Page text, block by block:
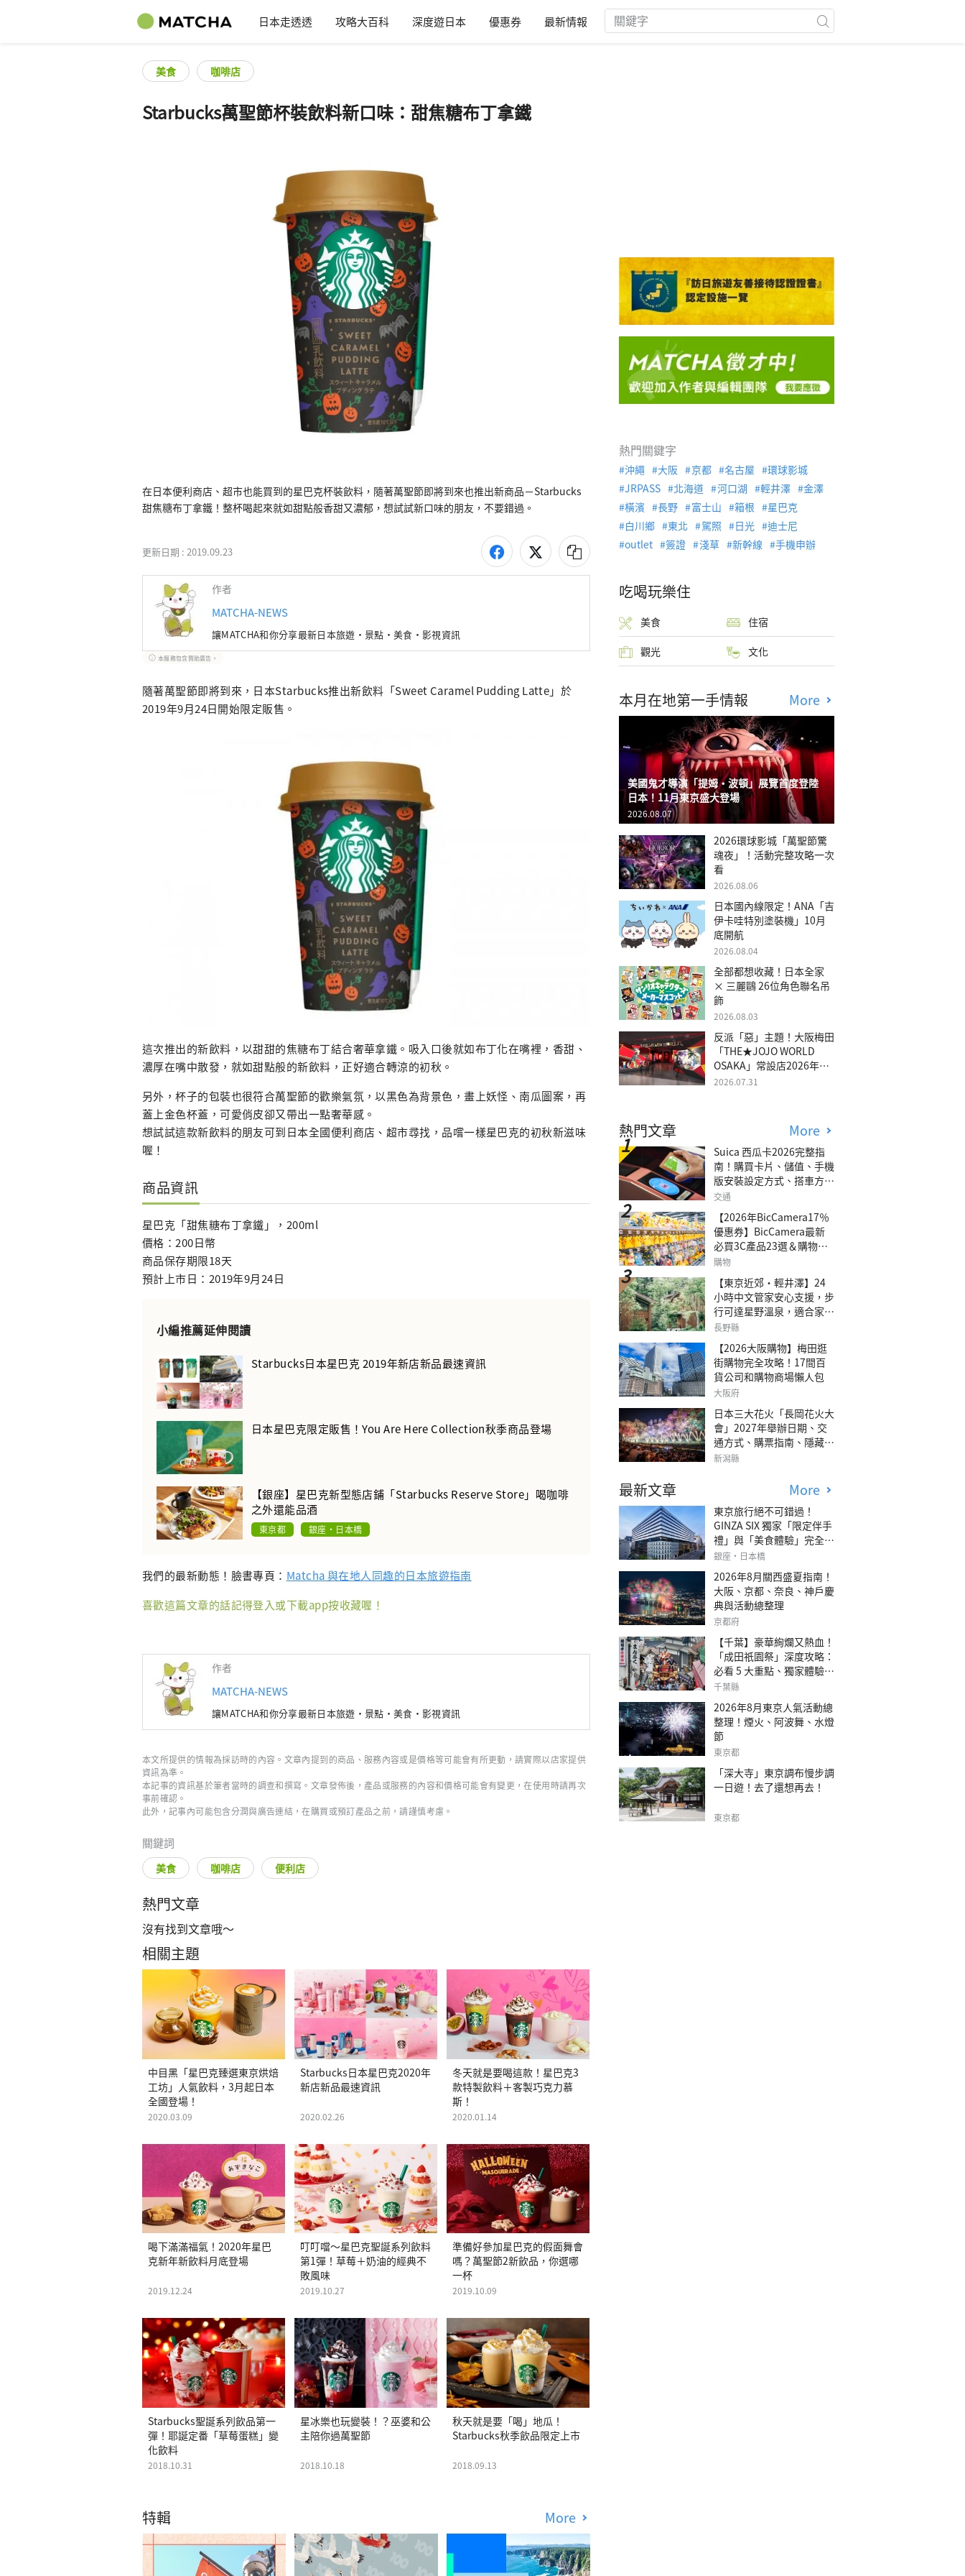
日本走透透 攻略大百科 深度遊日本 優惠券 最新情報
美食 咖啡店
Starbucks萬聖節杯裝飲料新口味：甜焦糖布丁拿鐵
在日本便利商店、超市也能買到的星巴克杯裝飲料，隨著萬聖節即將到來也推出新商品－Starbucks
甜焦糖布丁拿鐵！整杯喝起來就如甜點般香甜又濃郁，想試試新口味的朋友，不要錯過。
更新日期 : 2019.09.23
作者
MATCHA-NEWS
讓MATCHA和你分享最新日本旅遊・景點・美食・影視資訊
本服務包含贊助廣告。
隨著萬聖節即將到來，日本Starbucks推出新飲料「Sweet Caramel Pudding Latte」於
2019年9月24日開始限定販售。
這次推出的新飲料，以甜甜的焦糖布丁結合奢華拿鐵。吸入口後就如布丁化在嘴裡，香甜、
濃厚在嘴中散發，就如甜點般的新飲料，正好適合轉涼的初秋。
另外，杯子的包裝也很符合萬聖節的歡樂氣氛，以黑色為背景色，畫上妖怪、南瓜圖案，再
蓋上金色杯蓋，可愛俏皮卻又帶出一點奢華感。
想試試這款新飲料的朋友可到日本全國便利商店、超市尋找，品嚐一樣星巴克的初秋新滋味
喔！
商品資訊
星巴克「甜焦糖布丁拿鐵」，200ml
價格：200日幣
商品保存期限18天
預計上市日：2019年9月24日
小編推薦延伸閱讀
Starbucks日本星巴克 2019年新店新品最速資訊
日本星巴克限定販售！You Are Here Collection秋季商品登場
【銀座】星巴克新型態店鋪「Starbucks Reserve Store」喝咖啡
之外還能品酒
東京都 銀座・日本橋
我們的最新動態！臉書專頁： Matcha 與在地人同趣的日本旅遊指南
喜歡這篇文章的話記得登入或下載app按收藏喔！
作者
MATCHA-NEWS
讓MATCHA和你分享最新日本旅遊・景點・美食・影視資訊
本文所提供的情報為採訪時的內容。文章內提到的商品、服務內容或是價格等可能會有所更動，請實際以店家提供
資訊為準。
本記事的資訊基於筆者當時的調查和撰寫。文章發佈後，產品或服務的內容和價格可能會有變更，在使用時請再次
事前確認。
此外，記事內可能包含分潤與廣告連結，在購買或預訂產品之前，請謹慎考慮。
關鍵詞
美食 咖啡店 便利店
熱門文章
沒有找到文章哦～
相關主題
中目黑「星巴克臻選東京烘焙
工坊」人氣飲料，3月起日本
全國登場！
2020.03.09
Starbucks日本星巴克2020年
新店新品最速資訊
2020.02.26
冬天就是要喝這款！星巴克3
款特製飲料＋客製巧克力慕
斯！
2020.01.14
喝下滿滿福氣！2020年星巴
克新年新飲料月底登場
2019.12.24
叮叮噹～星巴克聖誕系列飲料
第1彈！草莓＋奶油的經典不
敗風味
2019.10.27
準備好參加星巴克的假面舞會
嗎？萬聖節2新飲品，你選哪
一杯
2019.10.09
Starbucks聖誕系列飲品第一
彈！耶誕定番「草莓蛋糕」變
化飲料
2018.10.31
星冰樂也玩變裝！？巫婆和公
主陪你過萬聖節
2018.10.18
秋天就是要「喝」地瓜！
Starbucks秋季飲品限定上市
2018.09.13
特輯 More
熱門關鍵字
沖繩 大阪 京都 名古屋
環球影城
JRPASS
北海道 河口湖 輕井澤
金澤
橫濱
長野 富士山 箱根
星巴克
白川鄉
東北 駕照 日光
迪士尼
outlet
簽證 淺草 新幹線 手機申辦
吃喝玩樂住
美食 住宿
觀光 文化
本月在地第一手情報 More
美國鬼才導演「提姆・波頓」展覽首度登陸
日本！11月東京盛大登場
2026.08.07
2026環球影城「萬聖節驚
魂夜」！活動完整攻略一次
看
2026.08.06
日本國內線限定！ANA「吉
伊卡哇特別塗裝機」10月
底開航
2026.08.04
全部都想收藏！日本全家
× 三麗鷗 26位角色聯名吊
飾
2026.08.03
反派「惡」主題！大阪梅田
「THE★JOJO WORLD
OSAKA」常設店2026年冬
季開幕
2026.07.31
熱門文章 More
Suica 西瓜卡2026完整指
南！購買卡片、儲值、手機
版安裝設定方式、搭車方
法、常見問題解答！
交通
【2026年BicCamera17％
優惠券】BicCamera最新
必買3C產品23選＆購物攻
略
購物
【東京近郊・輕井澤】24
小時中文管家安心支援，步
行可達星野溫泉，適合家庭
旅行、三代同遊與紀念日的
澤森四季VILLA」
長野縣
【2026大阪購物】梅田逛
街購物完全攻略！17間百
貨公司和購物商場懶人包
大阪府
日本三大花火「長岡花火大
會」2027年舉辦日期、交
通方式、購票指南、隱藏欣
賞地點
新潟縣
最新文章 More
東京旅行絕不可錯過！
GINZA SIX 獨家「限定伴手
禮」與「美食體驗」完全指
南
銀座・日本橋
2026年8月關西盛夏指南！
大阪、京都、奈良、神戶慶
典與活動總整理
京都府
【千葉】豪華絢爛又熱血！
「成田祇園祭」深度攻略：
必看 5 大重點、獨家體驗指
南
千葉縣
2026年8月東京人氣活動總
整理！煙火、阿波舞、水燈
節
東京都
「深大寺」東京調布慢步調
一日遊！去了還想再去！
東京都